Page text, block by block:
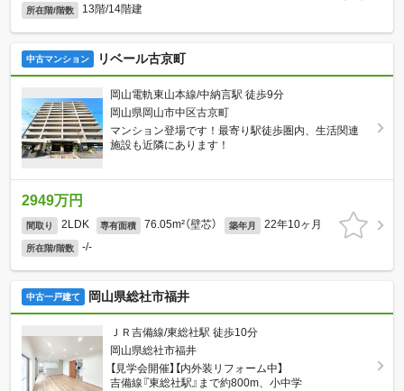
所在階/階数 13階/14階建
中古マンション リベール古京町
岡山電軌東山本線/中納言駅 徒歩9分
岡山県岡山市中区古京町
マンション登場です！最寄り駅徒歩圏内、生活関連
施設も近隣にあります！
2949万円
間取り 2LDK 専有面積 76.05m²（壁芯） 築年月 22年10ヶ月
所在階/階数 -/-
中古一戸建て 岡山県総社市福井
ＪＲ吉備線/東総社駅 徒歩10分
岡山県総社市福井
【見学会開催】【内外装リフォーム中】
吉備線『東総社駅』まで約800m、小中学